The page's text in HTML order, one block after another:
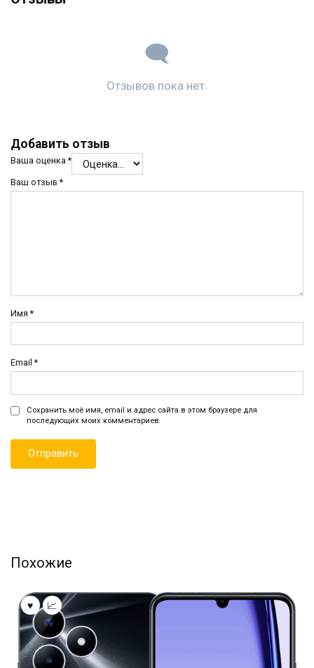
Отзывов пока нет.
Добавить отзыв
Ваша оценка*
Ваш отзыв*
Имя*
Email*
Сохранить моё имя, email и адрес сайта в этом браузере для
последующих моих комментариев.
Похожие